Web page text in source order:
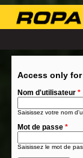
Access only for
Nom d'utilisateur *
Saisissez votre nom
Mot de passe *
Saisissez le mot de